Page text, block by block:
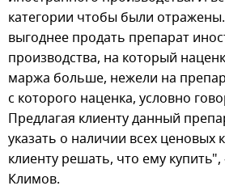
категории чтобы были
выгоднее продать препарат
производства, на который
маржа больше, нежели на
с которого наценка, условно
Предлагая клиенту данный
указать о наличии всех ценовых
клиенту решать, что ему
Климов.